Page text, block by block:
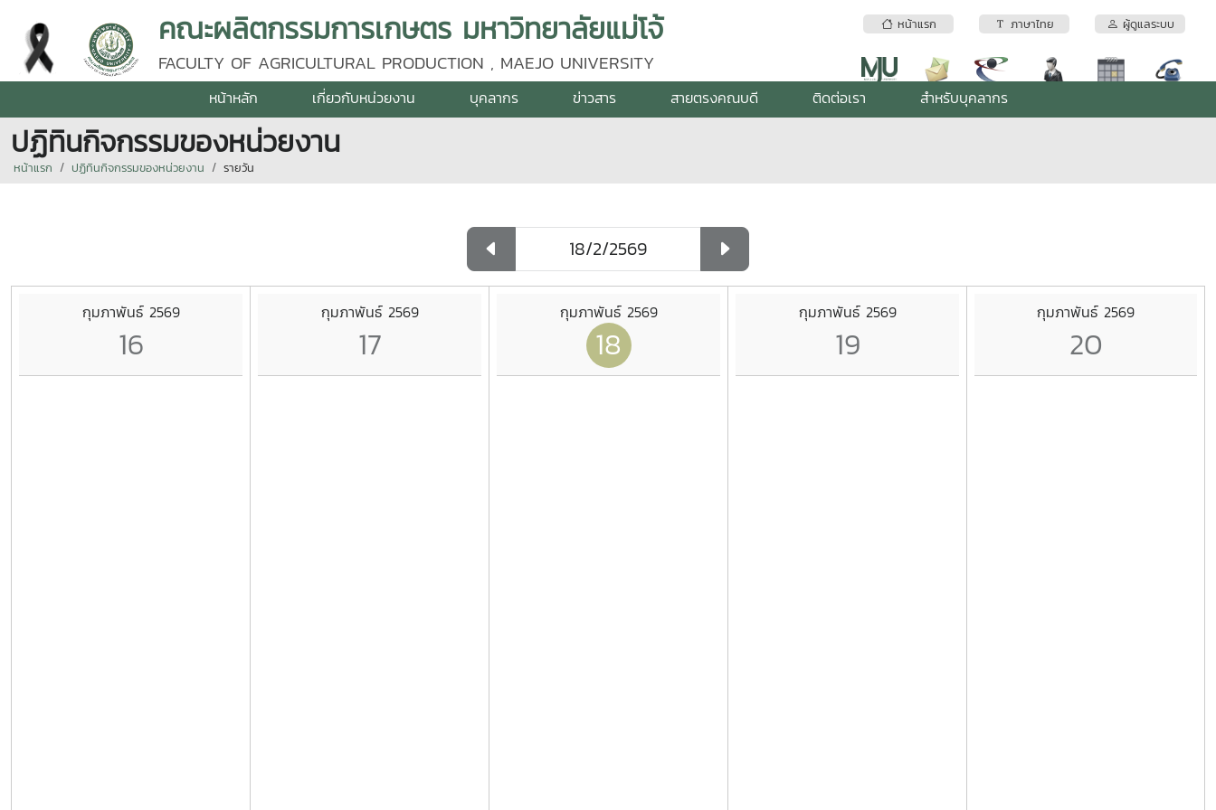
หน้าแรก ภาษาไทย ผู้ดูแลระบบ
คณะผลิตกรรมการเกษตร มหาวิทยาลัยแม่โจ้
FACULTY OF AGRICULTURAL PRODUCTION , MAEJO UNIVERSITY
หน้าหลัก เกี่ยวกับหน่วยงาน บุคลากร ข่าวสาร สายตรงคณบดี ติดต่อเรา สำหรับบุคลากร
ปฏิทินกิจกรรมของหน่วยงาน
หน้าแรก ปฏิทินกิจกรรมของหน่วยงาน รายวัน
กุมภาพันธ์ 2569
16
กุมภาพันธ์ 2569
17
กุมภาพันธ์ 2569
18
กุมภาพันธ์ 2569
19
กุมภาพันธ์ 2569
20